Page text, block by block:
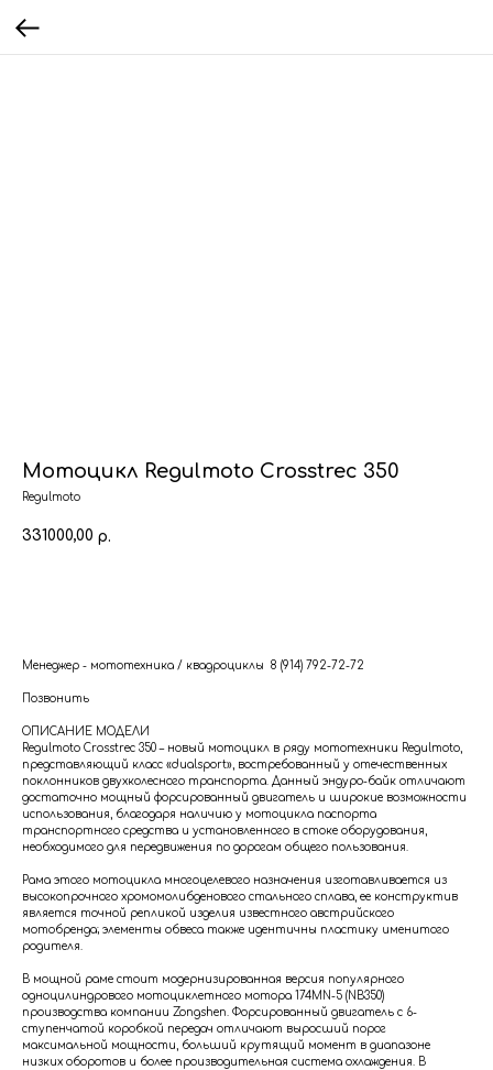
Мотоцикл Regulmoto Crosstrec 350
Regulmoto
331000,00 р.
Менеджер - мототехника / квадроциклы 8 (914) 792-72-72
Позвонить
ОПИСАНИЕ МОДЕЛИ
Regulmoto Crosstrec 350 – новый мотоцикл в ряду мототехники Regulmoto,
представляющий класс «dualsport», востребованный у отечественных
поклонников двухколесного транспорта. Данный эндуро-байк отличают
достаточно мощный форсированный двигатель и широкие возможности
использования, благодаря наличию у мотоцикла паспорта
транспортного средства и установленного в стоке оборудования,
необходимого для передвижения по дорогам общего пользования.
Рама этого мотоцикла многоцелевого назначения изготавливается из
высокопрочного хромомолибденового стального сплава, ее конструктив
является точной репликой изделия известного австрийского
мотобренда; элементы обвеса также идентичны пластику именитого
родителя.
В мощной раме стоит модернизированная версия популярного
одноцилиндрового мотоциклетного мотора 174MN-5 (NB350)
производства компании Zongshen. Форсированный двигатель с 6-
ступенчатой коробкой передач отличают выросший порог
максимальной мощности, больший крутящий момент в диапазоне
низких оборотов и более производительная система охлаждения. В